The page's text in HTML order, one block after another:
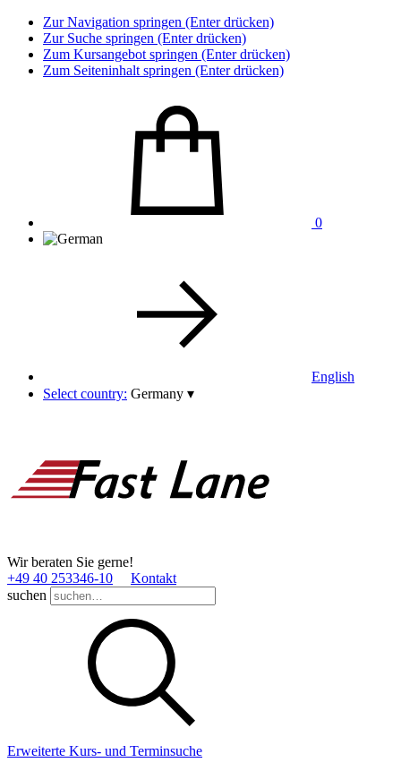
Zur Navigation springen (Enter drücken)
Zur Suche springen (Enter drücken)
Zum Kursangebot springen (Enter drücken)
Zum Seiteninhalt springen (Enter drücken)
0
English
Select country: Germany ▾
Wir beraten Sie gerne!
+49 40 253346­-10
Kontakt
suchen
Erweiterte Kurs- und Terminsuche